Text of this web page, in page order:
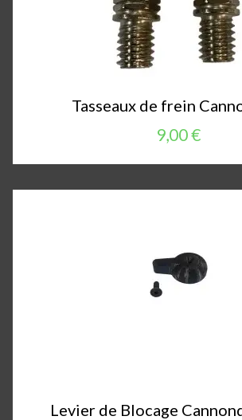
Tasseaux de frein
9,00 €
Levier de Blocage